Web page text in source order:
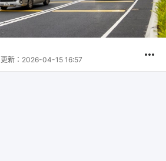
更新： 2026-04-15 16:57